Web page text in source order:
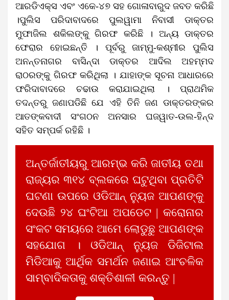
ଆରଡିଏକ୍ସ ଏବଂ ଏକେ-୪୭ ସହ ଗୋଳାବାରୁଦ ଜବତ କରିଛି
।ପୁଲିସ ପରିଦାବାଦରେ ପୁଲୱାମା ନିବାସୀ ଡାକ୍ତର
ମୁଫାଜିଲ ଶକିଲଙ୍କୁ ଗିରଫ କରିଛି । ଅନ୍ୟ ଡାକ୍ତର
ଫେରାର ହୋଇଛନ୍ତି । ପୂର୍ବରୁ ଜାମ୍ମୁ-କଶ୍ମୀର ପୁଲିସ
ଅନନ୍ତନାଗର ବାସିନ୍ଦା ଡାକ୍ତର ଆଦିଲ ଅହମ୍ମଦ
ରାଠରଙ୍କୁ ଗିରଫ କରିଥିଲା । ଯାହାଙ୍କ ସୂଚନା ଆଧାରରେ
ଫରିଦାବାଦରେ ଚଢାଉ କରାଯାଇଥିଲା । ପ୍ରାଥମିକ
ତଦନ୍ତରୁ ଜଣାପଡିଛି ଯେ ଏହି ତିନି ଜଣ ଡାକ୍ତରଙ୍କର
ଆତଙ୍କବାଦୀ ସଂଗଠନ ଅନସାର ଘଜୱାତ-ଉଲ-ହିନ୍ଦ
ସହିତ ସମ୍ପର୍କ ରହିଛି ।
ଅନ୍ତର୍ଜାତୀୟରୁ ଆରମ୍ଭ କରି ଜାତୀୟ ତଥା
ରାଜ୍ୟର ୩୧୪ ବ୍ଲକରେ ଘଟୁଥିବା ପ୍ରତିଟି
ଘଟଣା ଉପରେ ଓଡିଆନ୍ ନ୍ୟୁଜ ଆପଣଙ୍କୁ
ଦେଉଛି ୨୪ ଘଂଟିଆ ଅପଡେଟ | କରୋନାର
ସଂକଟ ସମୟରେ ଆମେ ଲୋଡୁଛୁ ଆପଣଙ୍କ
ସହଯୋଗ । ଓଡିଆନ୍ ନ୍ୟୁଜ ଡିଜିଟାଲ
ମିଡିଆକୁ ଆର୍ଥିକ ସମର୍ଥନ ଜଣାଇ ଆଂଚଳିକ
ସାମ୍ବାଦିକତାକୁ ଶକ୍ତିଶାଳୀ କରନ୍ତୁ |